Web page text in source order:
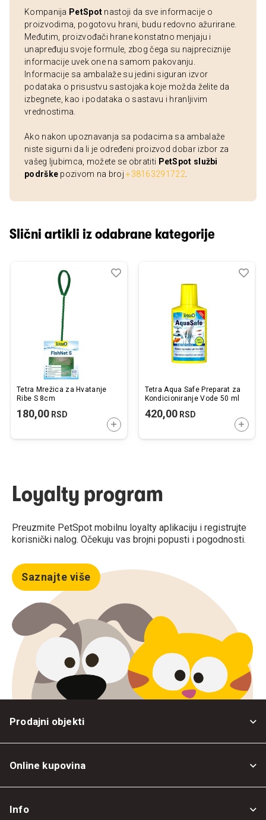
Kompanija PetSpot nastoji da sve informacije o
proizvodima, pogotovu hrani, budu redovno ažurirane.
Međutim, proizvođači hrane konstatno menjaju i
unapređuju svoje formule, zbog čega su najpreciznije
informacije uvek one na samom pakovanju.
Informacije sa ambalaže su jedini siguran izvor
podataka o prisustvu sastojaka koje možda želite da
izbegnete, kao i podataka o sastavu i hranljivim
vrednostima.
Ako nakon upoznavanja sa podacima sa ambalaže
niste sigurni da li je određeni proizvod dobar izbor za
vašeg ljubimca, možete se obratiti PetSpot službi
podrške pozivom na broj+38163291722
Slični artikli iz odabrane kategorije
Tetra Mrežica za Hvatanje
Ribe S 8cm
180,00 RSD
DODAJTE U KORPU
Dodaj
Uporedi
Tetra Aqua Safe Preparat za
Kondicioniranje Vode 50 ml
420,00RSD
Loyalty program
Preuzmite PetSpot mobilnu loyalty aplikaciju i registrujte
korisnički nalog. Očekuju vas brojni popusti i pogodnosti.
Saznajte više
Prodajni objekti
Online kupovina
Info